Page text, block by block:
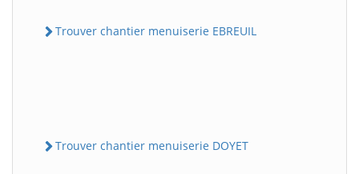
Trouver chantier menuiserie EBREUIL
Trouver chantier menuiserie DOYET